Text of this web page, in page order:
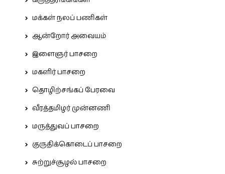
மக்கள் நலப் பணிகள்
ஆன்றோர் அவையம்
இளைஞர் பாசறை
மகளிர் பாசறை
தொழிற்சங்கப் பேரவை
வீரத்தமிழர் முன்னணி
மருத்துவப் பாசறை
குருதிக்கொடைப் பாசறை
சுற்றுச்சூழல் பாசறை